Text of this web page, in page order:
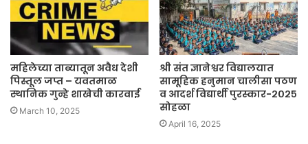
महिलेच्या ताब्यातून अवैध देशी
पिस्तूल जप्त – यवतमाळ
स्थानिक गुन्हे शाखेची कारवाई
March 10, 2025
श्री संत ज्ञानेश्वर विद्यालयात
सामूहिक हनुमान चालीसा पठण
व आदर्श विद्यार्थी पुरस्कार-२०२५
सोहळा
April 16, 2025